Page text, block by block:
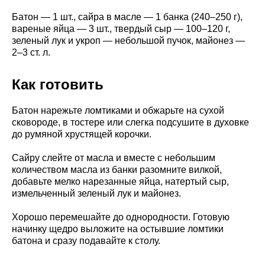
Батон — 1 шт., сайра в масле — 1 банка (240–250 г),
вареные яйца — 3 шт., твердый сыр — 100–120 г,
зеленый лук и укроп — небольшой пучок, майонез —
2–3 ст. л.
Как готовить
Батон нарежьте ломтиками и обжарьте на сухой
сковороде, в тостере или слегка подсушите в духовке
до румяной хрустящей корочки.
Сайру слейте от масла и вместе с небольшим
количеством масла из банки разомните вилкой,
добавьте мелко нарезанные яйца, натертый сыр,
измельченный зеленый лук и майонез.
Хорошо перемешайте до однородности. Готовую
начинку щедро выложите на остывшие ломтики
батона и сразу подавайте к столу.